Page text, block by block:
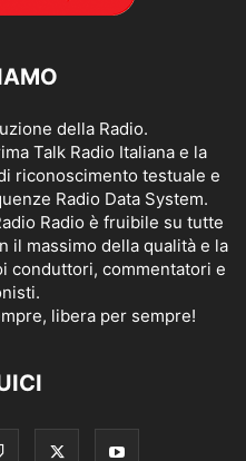
della Radio.
Talk Radio Italiana e la
riconoscimento testuale e
Radio Data System.
Radio è fruibile su tutte
il massimo della qualità e la
conduttori, commentatori e
libera per sempre!